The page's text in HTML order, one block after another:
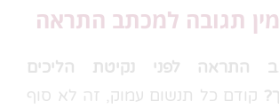
תגובה למכתב התראה
התראה לפני נקיטת הליכים
קודם כל תנשום עמוק, זה לא סוף